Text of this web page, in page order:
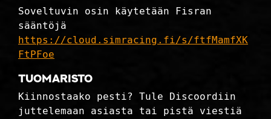
Soveltuvin osin käytetään Fisran
sääntöjä
https://cloud.simracing.fi/s/ftfMamfXK
FtPFoe
Tuomaristo
Kiinnostaako pesti? Tule Discoordiin
juttelemaan asiasta tai pistä viestiä